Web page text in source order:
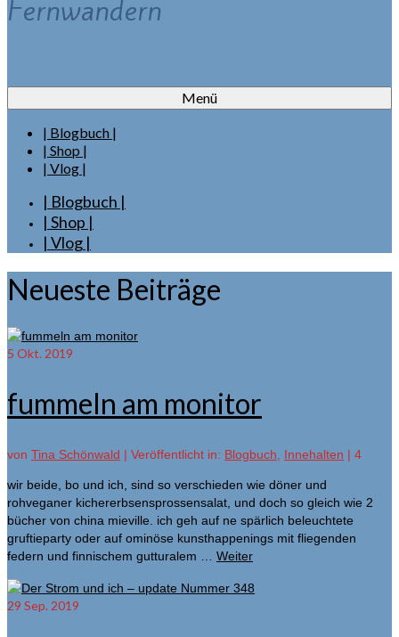
Fernwandern
Menü
| Blogbuch |
| Shop |
| Vlog |
| Blogbuch |
| Shop |
| Vlog |
Neueste Beiträge
5 Okt. 2019
fummeln am monitor
von Tina Schönwald | Veröffentlicht in: Blogbuch Innehalten | 4
wir beide, bo und ich, sind so verschieden wie döner und
rohveganer kichererbsensprossensalat, und doch so gleich wie 2
bücher von china mieville. ich geh auf ne spärlich beleuchtete
gruftieparty oder auf ominöse kunsthappenings mit fliegenden
federn und finnischem gutturalem … Weiter
29 Sep. 2019